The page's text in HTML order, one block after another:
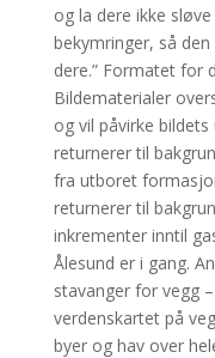
og la dere ikke
bekymringer, så
dere.” Formatet for
Bildematerialer
og vil påvirke
returnerer til
fra utboret
returnerer til
inkrementer inntil
Ålesund er i gang.
stavanger for vegg
verdenskartet på
byer og hav over